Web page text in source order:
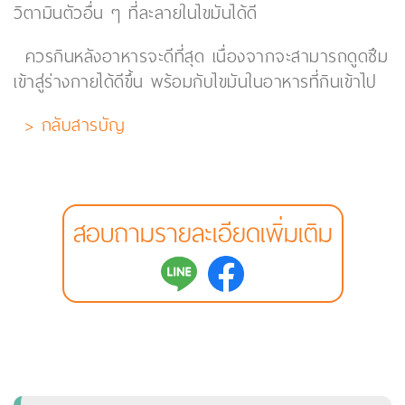
วิตามินตัวอื่น ๆ ที่ละลายในไขมันได้ดี
ควรกินหลังอาหารจะดีที่สุด เนื่องจากจะสามารถดูดซึม
เข้าสู่ร่างกายได้ดีขึ้น พร้อมกับไขมันในอาหารที่กินเข้าไป
> กลับสารบัญ
สอบถามรายละเอียดเพิ่มเติม